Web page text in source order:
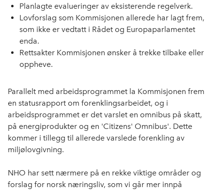
Planlagte evalueringer av eksisterende regelverk.
Lovforslag som Kommisjonen allerede har lagt frem,
som ikke er vedtatt i Rådet og Europaparlamentet
enda.
Rettsakter Kommisjonen ønsker å trekke tilbake eller
oppheve.
Parallelt med arbeidsprogrammet la Kommisjonen frem
en statusrapport om forenklingsarbeidet, og i
arbeidsprogrammet er det varslet en omnibus på skatt,
på energiprodukter og en 'Citizens' Omnibus'. Dette
kommer i tillegg til allerede varslede forenkling av
miljølovgivning.
NHO har sett nærmere på en rekke viktige områder og
forslag for norsk næringsliv, som vi går mer innpå